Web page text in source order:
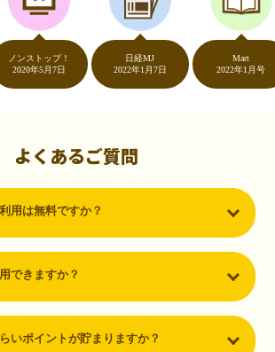
ーのポイントが二重で貯まることを知り、ビック
ショッピングをモッピーを経由するだけでポイ
…もっと早く教えてほしかった～！貯まったポイ
換して、プチ贅沢を楽しんでます♪
男性）
レジットカードを発行するだけでポイントが貯ま
て、クレジットカードの発行やアプリダウンロー
ストップ！
年5月7日
日経MJ
2022年1月7日
2022年1月号
よくあるご質問
用は無料ですか？
できますか？
いポイントが貯まりますか？